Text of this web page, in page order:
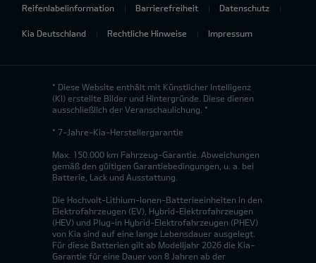
Reifenlabelinformation Barrierefreiheit Datenschutz
Kia Deutschland Rechtliche Hinweise Impressum
* Diese Website enthält mit Künstlicher Intelligenz
(KI) erstellte Bilder und Hintergründe. Diese dienen
ausschließlich der Veranschaulichung. *
* 7-Jahre-Kia-Herstellergarantie
Max. 150.000 km Fahrzeug-Garantie. Abweichungen
gemäß den gültigen Garantiebedingungen, u. a. bei
Batterie, Lack und Ausstattung.
Die Hochvolt-Lithium-Ionen-Batterieeinheiten in den
Elektrofahrzeugen (EV), Hybrid-Elektrofahrzeugen
(HEV) und Plug-in Hybrid-Elektrofahrzeugen (PHEV)
von Kia sind auf eine lange Lebensdauer ausgelegt.
Für diese Batterien gilt ab Modelljahr 2026 die Kia-
Garantie für eine Dauer von 8 Jahren ab der